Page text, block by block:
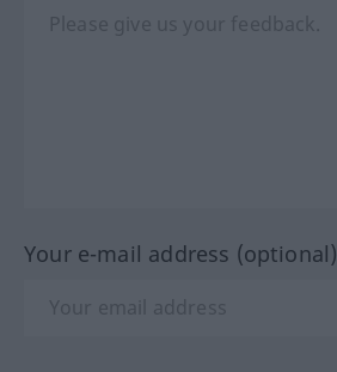
Your e-mail address (optional)